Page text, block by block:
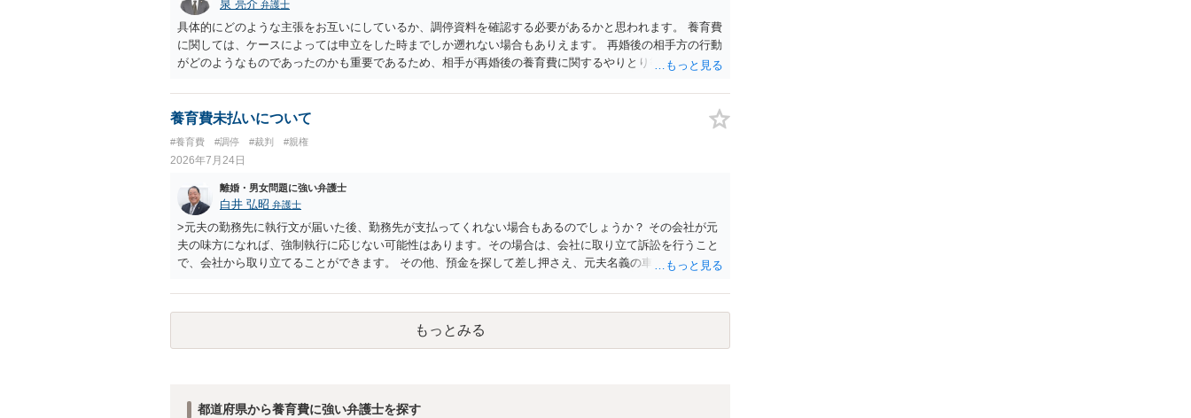
泉 亮介 弁護士
具体的にどのような主張をお互いにしているか、調停資料を確認する必要があるかと思われます。 養育費
に関しては、ケースによっては申立をした時までしか遡れない場合もありえます。 再婚後の相手方の行動
がどのようなものであったのかも重要であるため、相手が再婚後の養育費に関するやりとり等があればそ
ことをお勧めいたします。
養育費未払いについて
#養育費 #調停 #裁判 #親権
2026年7月24日
離婚・男女問題に強い弁護士
白井 弘昭 弁護士
>元夫の勤務先に執行文が届いた後、勤務先が支払ってくれない場合もあるのでしょうか？ その会社が元
夫の味方になれば、強制執行に応じない可能性はあります。その場合は、会社に取り立て訴訟を行うこと
で、会社から取り立てることができます。 その他、預金を探して差し押さえ、元夫名義の車の差し押さえ
ても取れなくても、執行裁判所に原本の還付請求を行えば還付されます。 ＞他の弁護士さんに再度依頼で
きるのでしょうか？ できます。ただ、取れなかった場合に取り立て訴訟等を起こしてもらえば、他の弁護
士に頼む必要は無いでしょう。 以上、ご参考まで。もっとみる
都道府県から養育費に強い弁護士を探す